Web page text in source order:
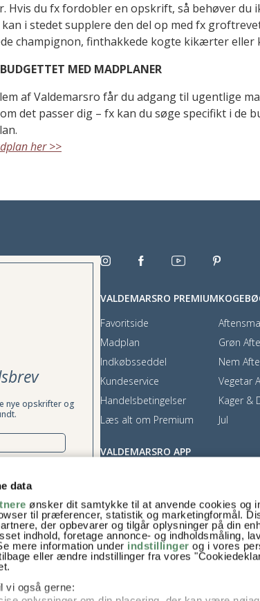
data
ønsker dit samtykke til at anvende cookies og
til præferencer, statistik og marketingformål.
der opbevarer og tilgår oplysninger på din
indhold, foretage annonce- og indholdsmåling,
mere information under indstillinger og i vores
eller ændre indstillinger fra vores
vi også gerne:
Hvis du fx fordobler en opskrift, så behøver du
kan i stedet supplere den del op med fx
champignon, finthakkede kogte kikærter eller
MED MADPLANER
af Valdemarsro får du adgang til ugentlige
det passer dig – fx kan du søge specifikt i de
her >>
nye opskrifter og
tid trækkes tilbage,
VALDEMARSRO PREMIUM
Favoritside
Madplan
Indkøbsseddel
Kundeservice
Handelsbetingelser
Læs alt om Premium
Grøn
Nem
Vegetar
Kager &
Jul
VALDEMARSRO APP